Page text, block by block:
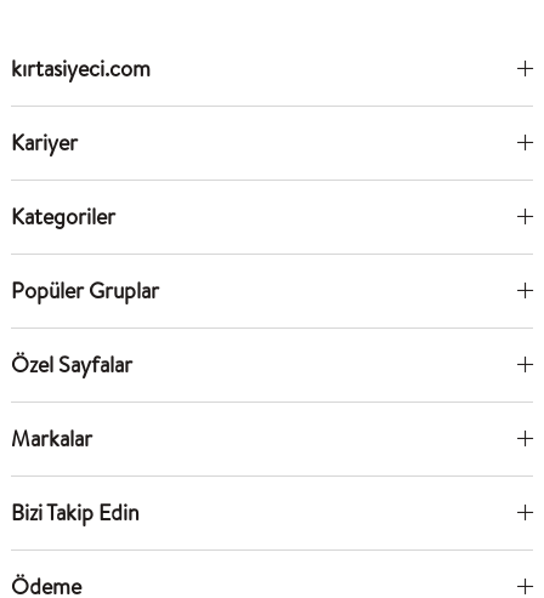
kırtasiyeci.com
Kariyer
Kategoriler
Popüler Gruplar
Özel Sayfalar
Markalar
Bizi Takip Edin
Ödeme